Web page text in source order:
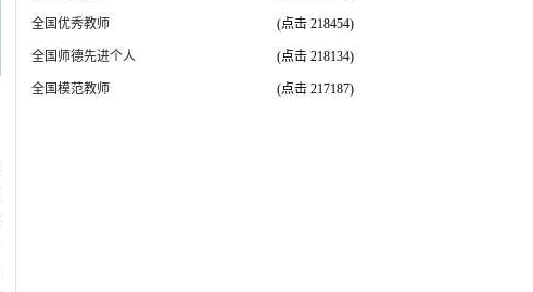
全国优秀教师 (点击 218454)
全国师德先进个人 (点击 218134)
全国模范教师 (点击 217187)